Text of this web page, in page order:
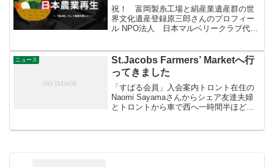
祝！ 富岡製糸工場と絹産業遺産群の世
界文化遺産登録原三郎さんのプロフィー
ル NPO法人 日本マルベリークラブ代表
用方法の研究、それらの効果の普及活
動...
ニュース
St.Jacobs Farmers’ Marketへ行
ってきました
「すばる会員」入会案内トロント在住の
Naomi Sayamaさんからシェア友達夫婦
とトロントから車で西へ一時間半ほどの